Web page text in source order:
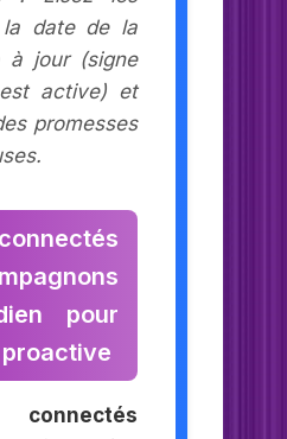
date de la
à jour (signe
active) et
promesses
pour